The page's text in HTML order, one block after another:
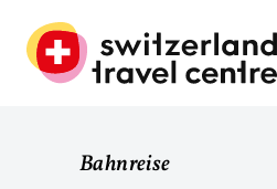
Bahnreise